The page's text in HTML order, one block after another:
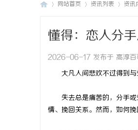
网站首页 资讯列表 资讯
懂得：恋人分
2026-06-17 发布于 高淳百
大凡人间悲欢不过得到与
失去总是痛苦的，分手或
情、挽回关系。然而，如何